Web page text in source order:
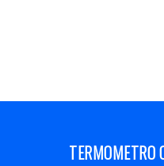
TERMOMETRO